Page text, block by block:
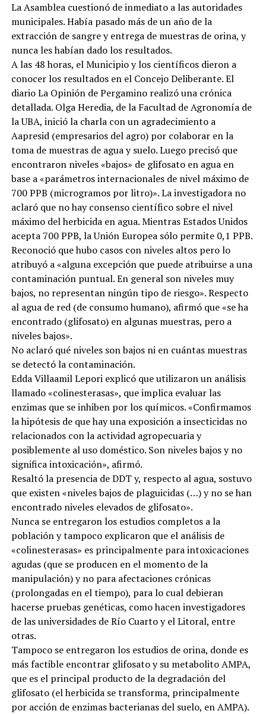
La Asamblea cuestionó de inmediato a las autoridades
municipales. Había pasado más de un año de la
extracción de sangre y entrega de muestras de orina, y
nunca les habían dado los resultados.
A las 48 horas, el Municipio y los científicos dieron a
conocer los resultados en el Concejo Deliberante. El
diario La Opinión de Pergamino realizó una crónica
detallada. Olga Heredia, de la Facultad de Agronomía de
la UBA, inició la charla con un agradecimiento a
Aapresid (empresarios del agro) por colaborar en la
toma de muestras de agua y suelo. Luego precisó que
encontraron niveles «bajos» de glifosato en agua en
base a «parámetros internacionales de nivel máximo de
700 PPB (microgramos por litro)». La investigadora no
aclaró que no hay consenso científico sobre el nivel
máximo del herbicida en agua. Mientras Estados Unidos
acepta 700 PPB, la Unión Europea sólo permite 0,1 PPB.
Reconoció que hubo casos con niveles altos pero lo
atribuyó a «alguna excepción que puede atribuirse a una
contaminación puntual. En general son niveles muy
bajos, no representan ningún tipo de riesgo». Respecto
al agua de red (de consumo humano), afirmó que «se ha
encontrado (glifosato) en algunas muestras, pero a
niveles bajos».
No aclaró qué niveles son bajos ni en cuántas muestras
se detectó la contaminación.
Edda Villaamil Lepori explicó que utilizaron un análisis
llamado «colinesterasas», que implica evaluar las
enzimas que se inhiben por los químicos. «Confirmamos
la hipótesis de que hay una exposición a insecticidas no
relacionados con la actividad agropecuaria y
posiblemente al uso doméstico. Son niveles bajos y no
significa intoxicación», afirmó.
Resaltó la presencia de DDT y, respecto al agua, sostuvo
que existen «niveles bajos de plaguicidas (…) y no se han
encontrado niveles elevados de glifosato».
Nunca se entregaron los estudios completos a la
población y tampoco explicaron que el análisis de
«colinesterasas» es principalmente para intoxicaciones
agudas (que se producen en el momento de la
manipulación) y no para afectaciones crónicas
(prolongadas en el tiempo), para lo cual debieran
hacerse pruebas genéticas, como hacen investigadores
de las universidades de Río Cuarto y el Litoral, entre
otras.
Tampoco se entregaron los estudios de orina, donde es
más factible encontrar glifosato y su metabolito AMPA,
que es el principal producto de la degradación del
glifosato (el herbicida se transforma, principalmente
por acción de enzimas bacterianas del suelo, en AMPA).